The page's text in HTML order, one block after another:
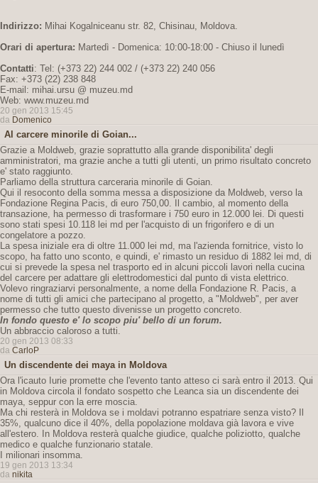
Indirizzo: Mihai Kogalniceanu str. 82, Chisinau, Moldova.
Orari di apertura: Martedì - Domenica: 10:00-18:00 - Chiuso il lunedì
Contatti: Tel: (+373 22) 244 002 / (+373 22) 240 056
Fax: +373 (22) 238 848
E-mail: mihai.ursu @ muzeu.md
Web: www.muzeu.md
20 gen 2013 15:45
da Domenico
Al carcere minorile di Goian...
Grazie a Moldweb, grazie soprattutto alla grande disponibilita' degli
amministratori, ma grazie anche a tutti gli utenti, un primo risultato concreto
e' stato raggiunto.
Parliamo della struttura carceraria minorile di Goian.
Qui il resoconto della somma messa a disposizione da Moldweb, verso la
Fondazione Regina Pacis, di euro 750,00. Il cambio, al momento della
transazione, ha permesso di trasformare i 750 euro in 12.000 lei. Di questi
sono stati spesi 10.118 lei md per l'acquisto di un frigorifero e di un
congelatore a pozzo.
La spesa iniziale era di oltre 11.000 lei md, ma l'azienda fornitrice, visto lo
scopo, ha fatto uno sconto, e quindi, e' rimasto un residuo di 1882 lei md, di
cui si prevede la spesa nel trasporto ed in alcuni piccoli lavori nella cucina
del carcere per adattare gli elettrodomestici dal punto di vista elettrico.
Volevo ringraziarvi personalmente, a nome della Fondazione R. Pacis, a
nome di tutti gli amici che partecipano al progetto, a "Moldweb", per aver
permesso che tutto questo divenisse un progetto concreto.
In fondo questo e' lo scopo piu' bello di un forum.
Un abbraccio caloroso a tutti.
20 gen 2013 08:33
da CarloP
Un discendente dei maya in Moldova
Ora l'icauto Iurie promette che l'evento tanto atteso ci sarà entro il 2013. Qui
in Moldova circola il fondato sospetto che Leanca sia un discendente dei
maya, seppur con la erre moscia.
Ma chi resterà in Moldova se i moldavi potranno espatriare senza visto? Il
35%, qualcuno dice il 40%, della popolazione moldava già lavora e vive
all'estero. In Moldova resterà qualche giudice, qualche poliziotto, qualche
medico e qualche funzionario statale.
I milionari insomma.
19 gen 2013 13:34
da nikita